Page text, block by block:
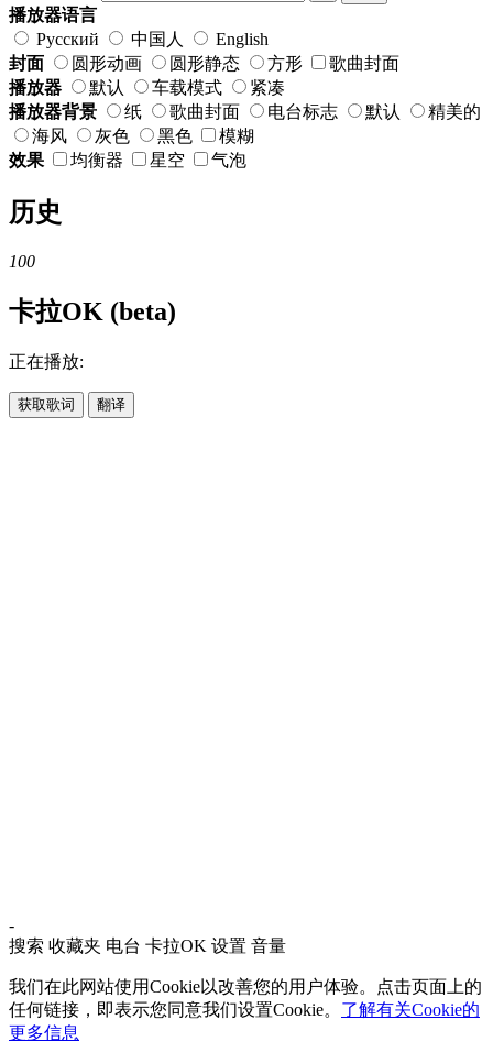
播放器语言
Русский
中国人
English
封面
圆形动画 圆形静态 方形
歌曲封面
播放器
默认 车载模式
紧凑
播放器背景
纸 歌曲封面 电台标志 默认
精美的
海风
灰色 黑色
模糊
效果
均衡器 星空 气泡
历史
100
卡拉OK (beta)
正在播放:
获取歌词 翻译
-
搜索 收藏夹 电台 卡拉OK 设置 音量
我们在此网站使用Cookie以改善您的用户体验。点击页面上的
任何链接，即表示您同意我们设置Cookie。 了解有关Cookie的
更多信息